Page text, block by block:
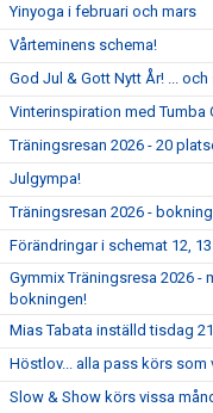
Yinyoga i februari och mars
Vårteminens schema!
God Jul & Gott Nytt År! ...
Vinterinspiration med Tumba
Träningsresan 2026 - 20
Julgympa!
Träningsresan 2026 -
Förändringar i schemat 12,
Gymmix Träningsresa 2026 -
bokningen!
Mias Tabata inställd tisdag
Höstlov... alla pass körs som
Slow & Show körs vissa